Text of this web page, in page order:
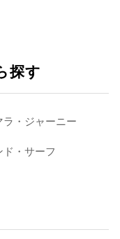
探す
ラ・ジャーニー
ド・サーフ